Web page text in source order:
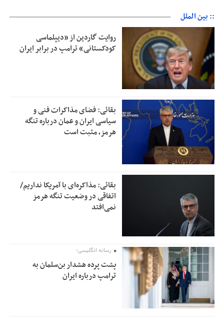
:: بین الملل
روایت گاردین از «دیپلماسی
کودکستانی» ترامپ در برابر ایران
بقائی: فضای مذاکرات فنی و
سیاسی ایران و عمان درباره تنگه
هرمز، مثبت است
بقائی: مذاکره‌ای با آمریکا نداریم/
اتفاقی در وضعیت تنگه هرمز
نمی‌افتد
رسانه انگلیسی؛
پشت پرده هشدار بن‌سلمان به
ترامپ درباره ایران